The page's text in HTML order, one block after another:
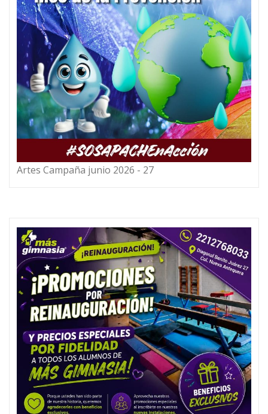
Artes Campaña junio 2026 - 27